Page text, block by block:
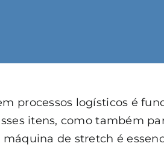
processos logísticos é
itens, como também
de stretch é